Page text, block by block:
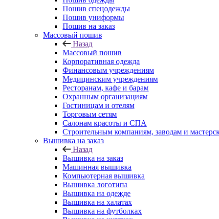
Пошив спецодежды
Пошив униформы
Пошив на заказ
Массовый пошив
Назад
Массовый пошив
Корпоративная одежда
Финансовым учреждениям
Медицинским учреждениям
Ресторанам, кафе и барам
Охранным организациям
Гостиницам и отелям
Торговым сетям
Салонам красоты и СПА
Строительным компаниям, заводам и
Вышивка на заказ
Назад
Вышивка на заказ
Машинная вышивка
Компьютерная вышивка
Вышивка логотипа
Вышивка на одежде
Вышивка на халатах
Вышивка на футболках